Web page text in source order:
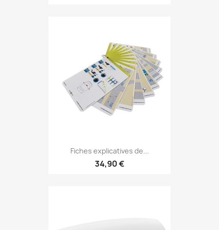
Fiches explicatives de...
34,90 €